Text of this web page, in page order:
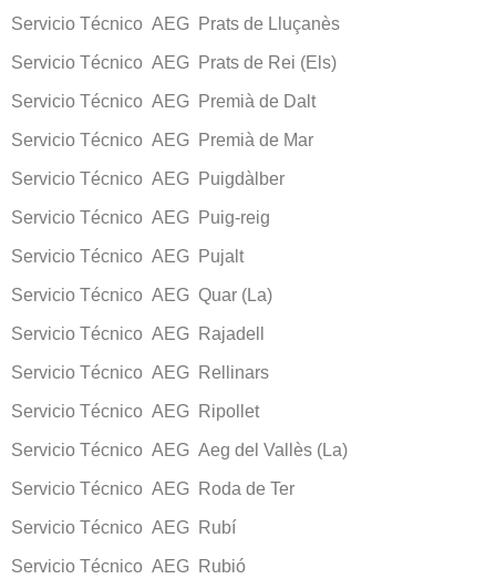
Servicio Técnico AEG Prats de Lluçanès
Servicio Técnico AEG Prats de Rei (Els)
Servicio Técnico AEG Premià de Dalt
Servicio Técnico AEG Premià de Mar
Servicio Técnico AEG Puigdàlber
Servicio Técnico AEG Puig-reig
Servicio Técnico AEG Pujalt
Servicio Técnico AEG Quar (La)
Servicio Técnico AEG Rajadell
Servicio Técnico AEG Rellinars
Servicio Técnico AEG Ripollet
Servicio Técnico AEG Aeg del Vallès (La)
Servicio Técnico AEG Roda de Ter
Servicio Técnico AEG Rubí
Servicio Técnico AEG Rubió